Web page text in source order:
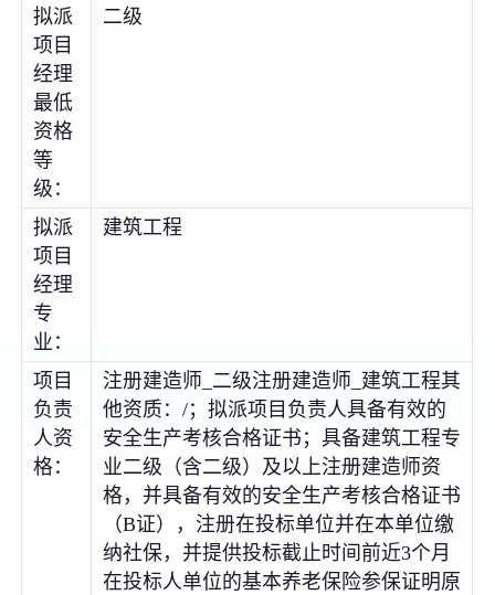
拟派
项目
经理
最低
资格
等
级：
二级
拟派
项目
经理
专
业：
建筑工程
项目
负责
人资
格：
注册建造师_二级注册建造师_建筑工程其
他资质：/；拟派项目负责人具备有效的
安全生产考核合格证书；具备建筑工程专
业二级（含二级）及以上注册建造师资
格，并具备有效的安全生产考核合格证书
（B证），注册在投标单位并在本单位缴
纳社保，并提供投标截止时间前近3个月
在投标人单位的基本养老保险参保证明原